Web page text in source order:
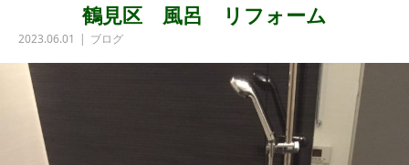
鶴見区 風呂 リフォーム
2023.06.01 ブログ